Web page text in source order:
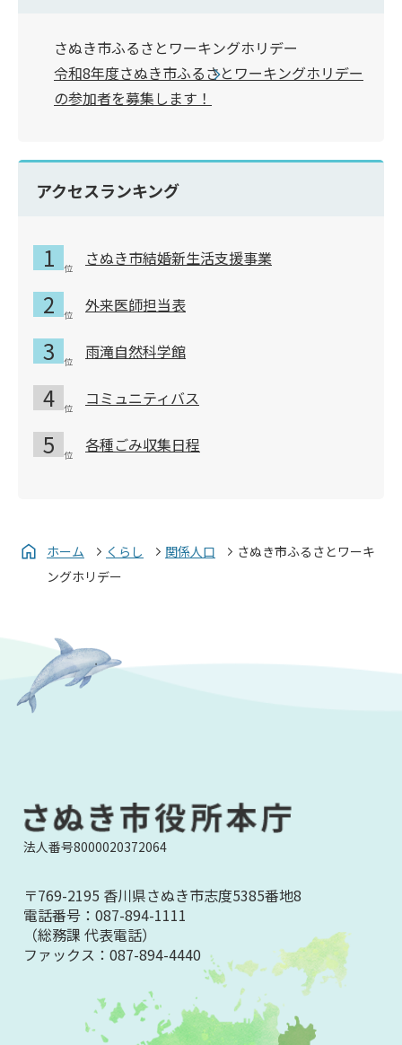
さぬき市ふるさとワーキングホリデー
令和8年度さぬき市ふるさとワーキングホリデー
の参加者を募集します！
アクセスランキング
さぬき市結婚新生活支援事業
外来医師担当表
雨滝自然科学館
コミュニティバス
各種ごみ収集日程
ホーム くらし 関係人口
さぬき市ふるさとワーキ
ングホリデー
法人番号8000020372064
〒769-2195 香川県さぬき市志度5385番地8
電話番号：087-894-1111
（総務課 代表電話）
ファックス：087-894-4440